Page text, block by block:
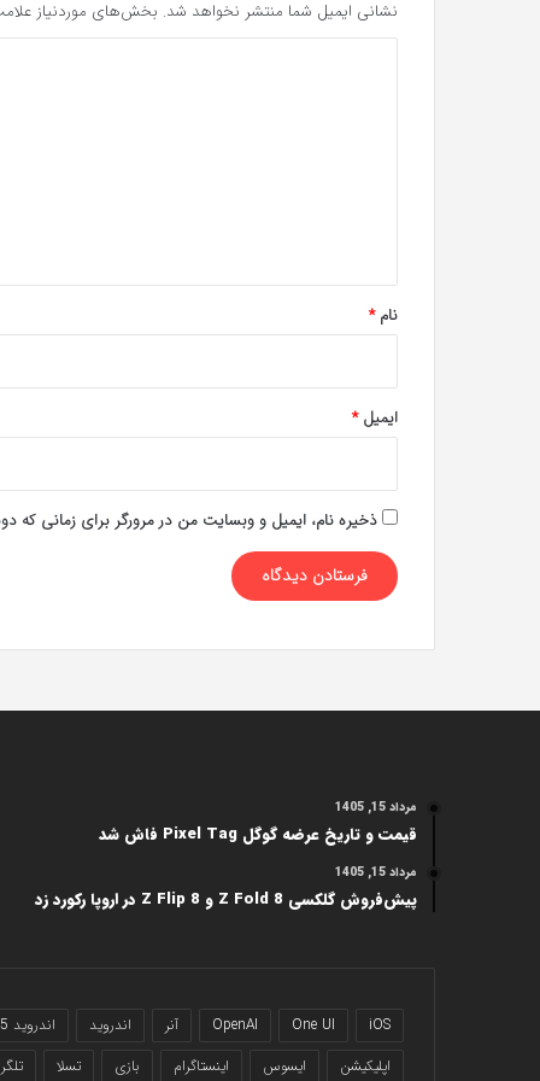
نشانی ایمیل شما منتشر نخواهد شد. بخش‌های موردنیاز
نام*
ایمیل*
ذخیره نام، ایمیل و وبسایت من در مرورگر برای زمانی که
مرداد 15, 1405
قیمت و تاریخ عرضه گوگل Pixel Tag فاش شد
مرداد 15, 1405
پیش‌فروش گلکسی Z Fold 8 و Z Flip 8 در اروپا رکورد زد
iOS
One UI
OpenAI آنر اندروید اندروید 15
اپلیکیشن
ایسوس اینستاگرام بازی تسلا